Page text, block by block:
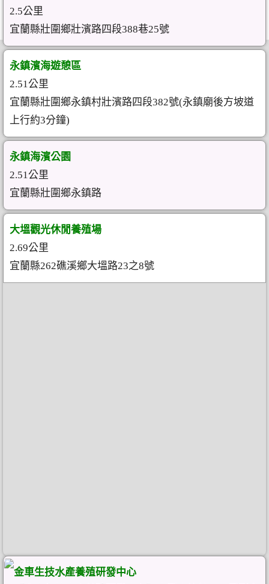
2.5公里
宜蘭縣壯圍鄉壯濱路四段388巷25號
永鎮濱海遊憩區
2.51公里
宜蘭縣壯圍鄉永鎮村壯濱路四段382號(永鎮廟後方坡道
上行約3分鐘)
永鎮海濱公園
2.51公里
宜蘭縣壯圍鄉永鎮路
大塭觀光休閒養殖場
2.69公里
宜蘭縣262礁溪鄉大塭路23之8號
金車生技水產養殖研發中心